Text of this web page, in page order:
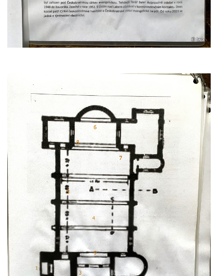
Hrobka rodiny Brass na hřbitově v Dolním
Kostel svatého Bartoloměje ve Velkém
Hřbitovní kaple v Lipové
Márnice na bývalém hřbitově u kostela
svatých Šimona a Judy v Lipové u Šluknova
Hřbitovní kaple v Lobendavě
Kostel Navštívení Panny Marie v
Lobendavě
Márnice na bývalém hřbitově u kostela
Navštívení Panny Marie v Lobendavě
Kaple svaté Anny na Anenském vrchu u
Lobendavy
Kostel svaté Máří Magdalény v Krásné Lípě
Kostel Narození svatého Jana Křtitele v
Kamenickém Šenově
Kostel svatého Jiří v Jiříkově